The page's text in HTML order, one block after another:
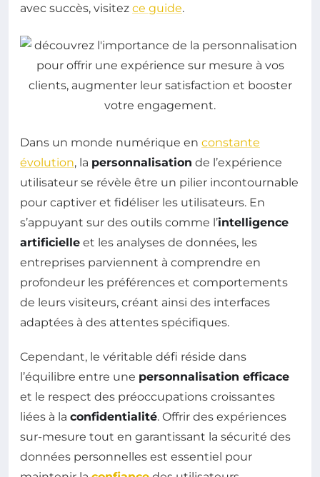
avec succès, visitez ce guide.
Dans un monde numérique en constante
évolution, la personnalisation de l’expérience
utilisateur se révèle être un pilier incontournable
pour captiver et fidéliser les utilisateurs. En
s’appuyant sur des outils comme l’intelligence
artificielle et les analyses de données, les
entreprises parviennent à comprendre en
profondeur les préférences et comportements
de leurs visiteurs, créant ainsi des interfaces
adaptées à des attentes spécifiques.
Cependant, le véritable défi réside dans
l’équilibre entre une personnalisation efficace
et le respect des préoccupations croissantes
liées à la confidentialité. Offrir des expériences
sur-mesure tout en garantissant la sécurité des
données personnelles est essentiel pour